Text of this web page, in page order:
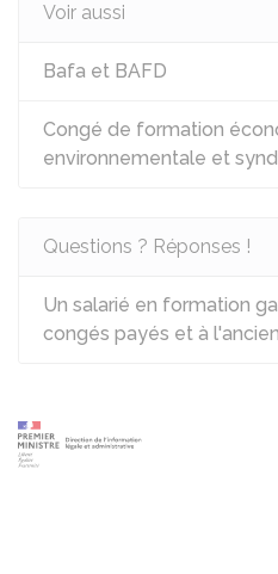
Voir aussi
Bafa et BAFD
Congé de formation
environnementale et
Questions ? Réponses !
Un salarié en formation
congés payés et à